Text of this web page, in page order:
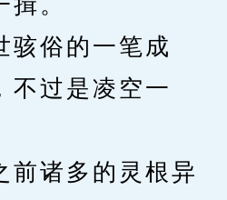
俗的一笔成
不过是凌空一
诸多的灵根异